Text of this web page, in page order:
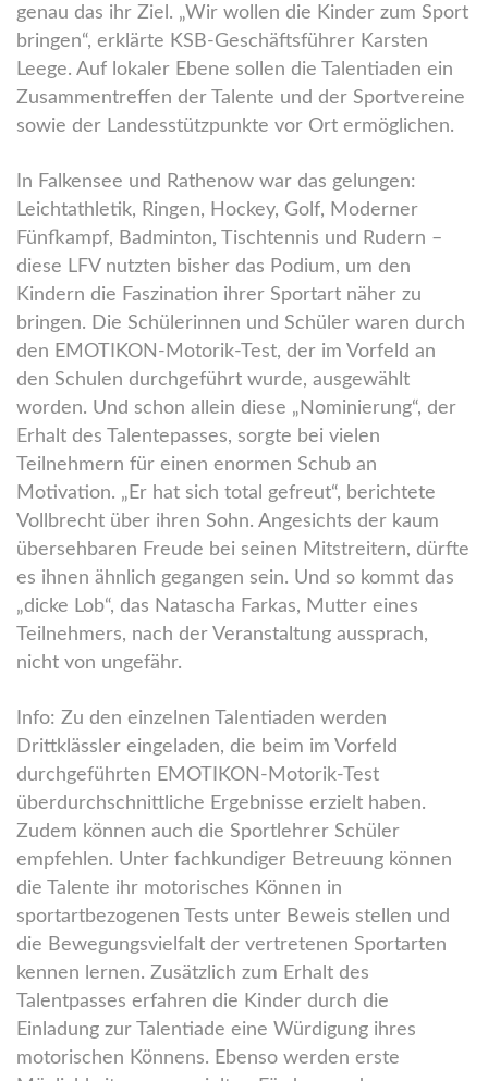
genau das ihr Ziel. „Wir wollen die Kinder zum Sport
bringen“, erklärte KSB-Geschäftsführer Karsten
Leege. Auf lokaler Ebene sollen die Talentiaden ein
Zusammentreffen der Talente und der Sportvereine
sowie der Landesstützpunkte vor Ort ermöglichen.
In Falkensee und Rathenow war das gelungen:
Leichtathletik, Ringen, Hockey, Golf, Moderner
Fünfkampf, Badminton, Tischtennis und Rudern –
diese LFV nutzten bisher das Podium, um den
Kindern die Faszination ihrer Sportart näher zu
bringen. Die Schülerinnen und Schüler waren durch
den EMOTIKON-Motorik-Test, der im Vorfeld an
den Schulen durchgeführt wurde, ausgewählt
worden. Und schon allein diese „Nominierung“, der
Erhalt des Talentepasses, sorgte bei vielen
Teilnehmern für einen enormen Schub an
Motivation. „Er hat sich total gefreut“, berichtete
Vollbrecht über ihren Sohn. Angesichts der kaum
übersehbaren Freude bei seinen Mitstreitern, dürfte
es ihnen ähnlich gegangen sein. Und so kommt das
„dicke Lob“, das Natascha Farkas, Mutter eines
Teilnehmers, nach der Veranstaltung aussprach,
nicht von ungefähr.
Info: Zu den einzelnen Talentiaden werden
Drittklässler eingeladen, die beim im Vorfeld
durchgeführten EMOTIKON-Motorik-Test
überdurchschnittliche Ergebnisse erzielt haben.
Zudem können auch die Sportlehrer Schüler
empfehlen. Unter fachkundiger Betreuung können
die Talente ihr motorisches Können in
sportartbezogenen Tests unter Beweis stellen und
die Bewegungsvielfalt der vertretenen Sportarten
kennen lernen. Zusätzlich zum Erhalt des
Talentpasses erfahren die Kinder durch die
Einladung zur Talentiade eine Würdigung ihres
motorischen Könnens. Ebenso werden erste